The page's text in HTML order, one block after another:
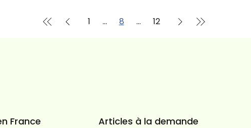
1 ... 8 ... 12
France Articles à la demande